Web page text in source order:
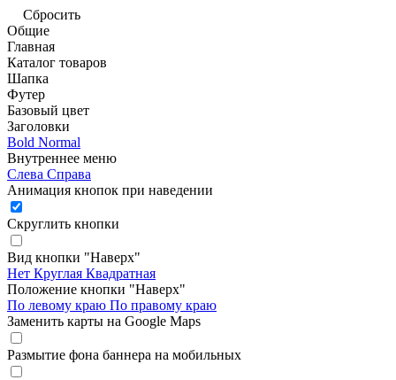
Сбросить
Общие
Главная
Каталог товаров
Шапка
Футер
Базовый цвет
Заголовки
Bold Normal
Внутреннее меню
Слева Справа
Анимация кнопок при наведении
Скруглить кнопки
Вид кнопки "Наверх"
Нет Круглая Квадратная
Положение кнопки "Наверх"
По левому краю По правому краю
Заменить карты на Google Maps
Размытие фона баннера на мобильных